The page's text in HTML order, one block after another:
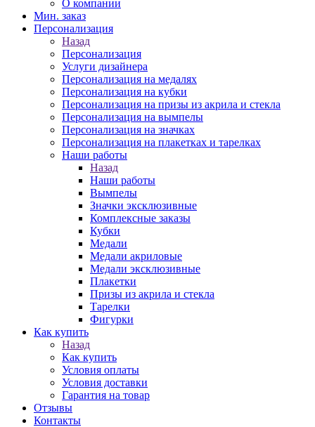
О компании
Мин. заказ
Персонализация
Назад
Персонализация
Услуги дизайнера
Персонализация на медалях
Персонализация на кубки
Персонализация на призы из акрила и стекла
Персонализация на вымпелы
Персонализация на значках
Персонализация на плакетках и тарелках
Наши работы
Назад
Наши работы
Вымпелы
Значки эксклюзивные
Комплексные заказы
Кубки
Медали
Медали акриловые
Медали эксклюзивные
Плакетки
Призы из акрила и стекла
Тарелки
Фигурки
Как купить
Назад
Как купить
Условия оплаты
Условия доставки
Гарантия на товар
Отзывы
Контакты